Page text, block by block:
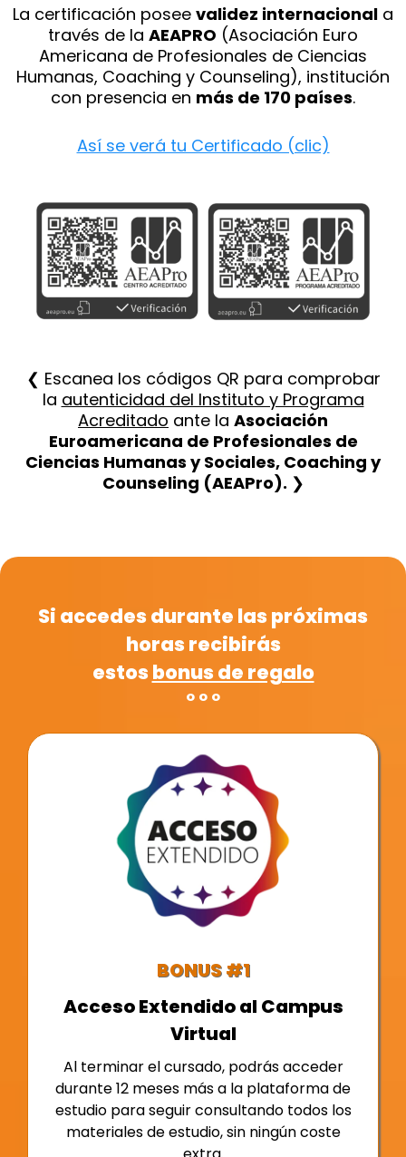
La certificación posee validez internacional a
través de la AEAPRO (Asociación Euro
Americana de Profesionales de Ciencias
Humanas, Coaching y Counseling), institución
con presencia en más de 170 países.
Así se verá tu Certificado (clic)
❮ Escanea los códigos QR para comprobar
la autenticidad del Instituto y Programa
Acreditado ante la Asociación
Euroamericana de Profesionales de
Ciencias Humanas y Sociales, Coaching y
Counseling (AEAPro). ❯
Si accedes durante las próximas
horas recibirás
estosbonus de regalo
º º º
BONUS #1
Acceso Extendido al Campus
Virtual
Al terminar el cursado, podrás acceder
durante 12 meses más a la plataforma de
estudio para seguir consultando todos los
materiales de estudio, sin ningún coste